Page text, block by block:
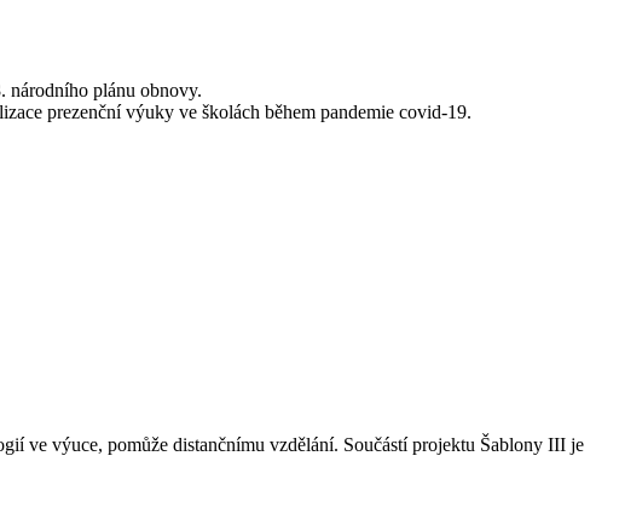
národního plánu obnovy.
prezenční výuky ve školách během pandemie covid-19.
ve výuce, pomůže distančnímu vzdělání. Součástí projektu Šablony III je